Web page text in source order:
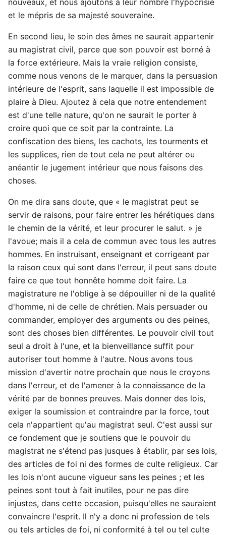
et le mépris de sa majesté souveraine.
En second lieu, le soin des âmes ne saurait appartenir
au magistrat civil, parce que son pouvoir est borné à
la force extérieure. Mais la vraie religion consiste,
comme nous venons de le marquer, dans la persuasion
intérieure de l'esprit, sans laquelle il est impossible de
plaire à Dieu. Ajoutez à cela que notre entendement
est d'une telle nature, qu'on ne saurait le porter à
croire quoi que ce soit par la contrainte. La
confiscation des biens, les cachots, les tourments et
les supplices, rien de tout cela ne peut altérer ou
anéantir le jugement intérieur que nous faisons des
choses.
On me dira sans doute, que « le magistrat peut se
servir de raisons, pour faire entrer les hérétiques dans
le chemin de la vérité, et leur procurer le salut. » je
l'avoue; mais il a cela de commun avec tous les autres
hommes. En instruisant, enseignant et corrigeant par
la raison ceux qui sont dans l'erreur, il peut sans doute
faire ce que tout honnête homme doit faire. La
magistrature ne l'oblige à se dépouiller ni de la qualité
d'homme, ni de celle de chrétien. Mais persuader ou
commander, employer des arguments ou des peines,
sont des choses bien différentes. Le pouvoir civil tout
seul a droit à l'une, et la bienveillance suffit pour
autoriser tout homme à l'autre. Nous avons tous
mission d'avertir notre prochain que nous le croyons
dans l'erreur, et de l'amener à la connaissance de la
vérité par de bonnes preuves. Mais donner des lois,
exiger la soumission et contraindre par la force, tout
cela n'appartient qu'au magistrat seul. C'est aussi sur
ce fondement que je soutiens que le pouvoir du
magistrat ne s'étend pas jusques à établir, par ses lois,
des articles de foi ni des formes de culte religieux. Car
les lois n'ont aucune vigueur sans les peines ; et les
peines sont tout à fait inutiles, pour ne pas dire
injustes, dans cette occasion, puisqu'elles ne sauraient
convaincre l'esprit. Il n'y a donc ni profession de tels
ou tels articles de foi, ni conformité à tel ou tel culte